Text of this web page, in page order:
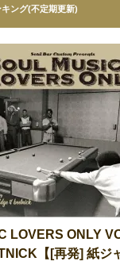
ング(不定期更新)
LOVERS ONLY
【[再発] 紙ジ